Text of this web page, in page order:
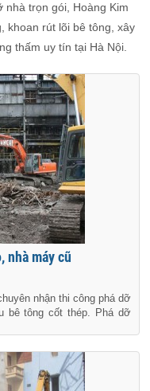
nhà trọn gói, Hoàng Kim
khoan rút lõi bê tông, xây
thấm uy tín tại Hà Nội.
nhà máy cũ
nhận thi công phá dỡ
bê tông cốt thép. Phá dỡ